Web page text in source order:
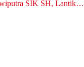
SIK SH, Lantik…